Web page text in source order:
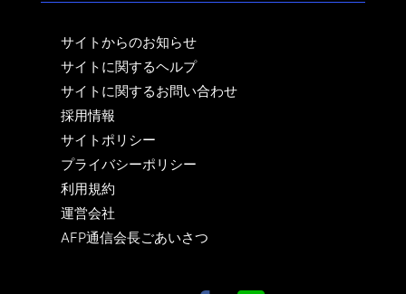
サイトからのお知らせ
サイトに関するヘルプ
サイトに関するお問い合わせ
採用情報
サイトポリシー
プライバシーポリシー
利用規約
運営会社
AFP通信会長ごあいさつ